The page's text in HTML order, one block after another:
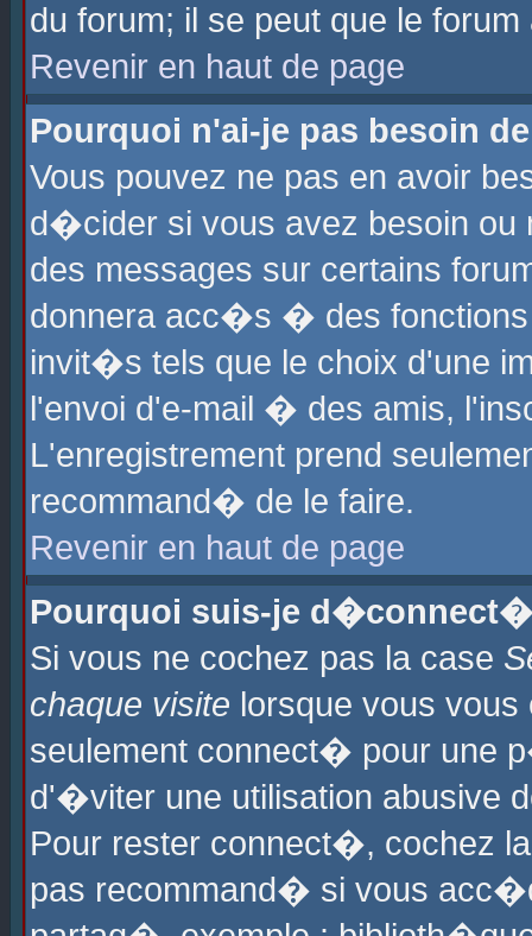
du forum; il se peut que le
Revenir en haut de page
Pourquoi n'ai-je pas besoin
Vous pouvez ne pas en avoir
d�cider si vous avez besoin ou
des messages sur certains
donnera acc�s � des fonctions
invit�s tels que le choix d'une
l'envoi d'e-mail � des amis,
L'enregistrement prend
recommand� de le faire.
Revenir en haut de page
Pourquoi suis-je
Si vous ne cochez pas la case
chaque visite lorsque vous
seulement connect� pour une
d'�viter une utilisation abusive
Pour rester connect�, cochez
pas recommand� si vous